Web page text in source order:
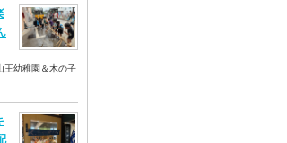
幼稚園＆木の子